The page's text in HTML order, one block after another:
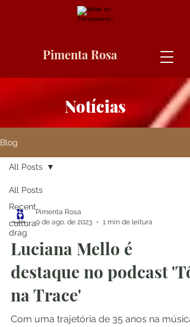
Pimenta Rosa
Notícias
Blog
All Posts
Recent
cultura
drag
All Posts
Pimenta Rosa
9 de ago. de 2023
1 min de leitura
Luciana Mello é
destaque no podcast 'Tô
na Trace'
Com uma trajetória de 35 anos na